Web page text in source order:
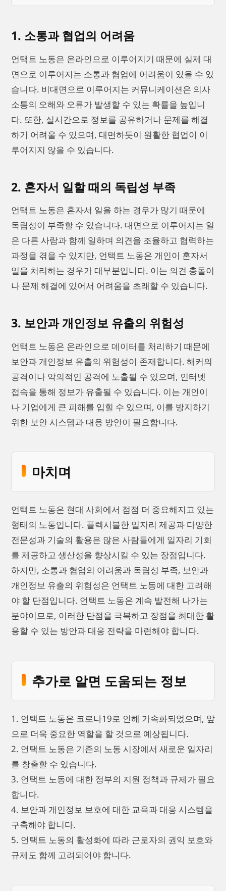
1. 소통과 협업의 어려움
언택트 노동은 온라인으로 이루어지기 때문에 실제 대
면으로 이루어지는 소통과 협업에 어려움이 있을 수 있
습니다. 비대면으로 이루어지는 커뮤니케이션은 의사
소통의 오해와 오류가 발생할 수 있는 확률을 높입니
다. 또한, 실시간으로 정보를 공유하거나 문제를 해결
하기 어려울 수 있으며, 대면하듯이 원활한 협업이 이
루어지지 않을 수 있습니다.
2. 혼자서 일할 때의 독립성 부족
언택트 노동은 혼자서 일을 하는 경우가 많기 때문에
독립성이 부족할 수 있습니다. 대면으로 이루어지는 일
은 다른 사람과 함께 일하며 의견을 조율하고 협력하는
과정을 겪을 수 있지만, 언택트 노동은 개인이 혼자서
일을 처리하는 경우가 대부분입니다. 이는 의견 충돌이
나 문제 해결에 있어서 어려움을 초래할 수 있습니다.
3. 보안과 개인정보 유출의 위험성
언택트 노동은 온라인으로 데이터를 처리하기 때문에
보안과 개인정보 유출의 위험성이 존재합니다. 해커의
공격이나 악의적인 공격에 노출될 수 있으며, 인터넷
접속을 통해 정보가 유출될 수 있습니다. 이는 개인이
나 기업에게 큰 피해를 입힐 수 있으며, 이를 방지하기
위한 보안 시스템과 대응 방안이 필요합니다.
마치며
언택트 노동은 현대 사회에서 점점 더 중요해지고 있는
형태의 노동입니다. 플렉시블한 일자리 제공과 다양한
전문성과 기술의 활용은 많은 사람들에게 일자리 기회
를 제공하고 생산성을 향상시킬 수 있는 장점입니다.
하지만, 소통과 협업의 어려움과 독립성 부족, 보안과
개인정보 유출의 위험성은 언택트 노동에 대한 고려해
야 할 단점입니다. 언택트 노동은 계속 발전해 나가는
분야이므로, 이러한 단점을 극복하고 장점을 최대한 활
용할 수 있는 방안과 대응 전략을 마련해야 합니다.
추가로 알면 도움되는 정보
1. 언택트 노동은 코로나19로 인해 가속화되었으며, 앞
으로 더욱 중요한 역할을 할 것으로 예상됩니다.
2. 언택트 노동은 기존의 노동 시장에서 새로운 일자리
를 창출할 수 있습니다.
3. 언택트 노동에 대한 정부의 지원 정책과 규제가 필요
합니다.
4. 보안과 개인정보 보호에 대한 교육과 대응 시스템을
구축해야 합니다.
5. 언택트 노동의 활성화에 따라 근로자의 권익 보호와
규제도 함께 고려되어야 합니다.